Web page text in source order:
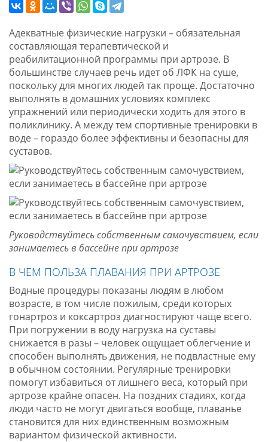
Адекватные физические нагрузки – обязательная
составляющая терапевтической и
реабилитационной программы при артрозе. В
большинстве случаев речь идет об ЛФК на суше,
поскольку для многих людей так проще. Достаточно
выполнять в домашних условиях комплекс
упражнений или периодически ходить для этого в
поликлинику. А между тем спортивные тренировки в
воде – гораздо более эффективны и безопасны для
суставов.
Руководствуйтесь собственным самочувствием, если
занимаетесь в бассейне при артрозе
В ЧЕМ ПОЛЬЗА ПЛАВАНИЯ ПРИ АРТРОЗЕ
Водные процедуры показаны людям в любом
возрасте, в том числе пожилым, среди которых
гонартроз и коксартроз диагностируют чаще всего.
При погружении в воду нагрузка на суставы
снижается в разы – человек ощущает облегчение и
способен выполнять движения, не подвластные ему
в обычном состоянии. Регулярные тренировки
помогут избавиться от лишнего веса, который при
артрозе крайне опасен. На поздних стадиях, когда
люди часто не могут двигаться вообще, плаванье
становится для них единственным возможным
вариантом физической активности.